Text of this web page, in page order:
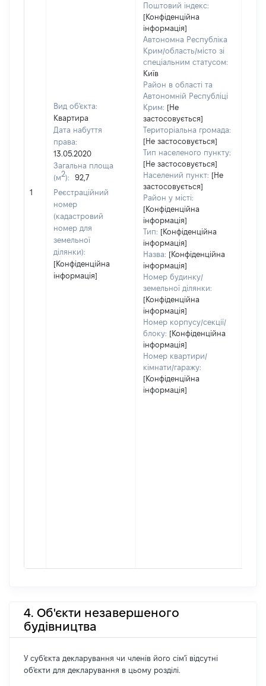
1
Вид об'єкта:
Квартира
Дата набуття
права:
13.05.2020
Загальна площа
(м2):
92,7
Реєстраційний
номер
(кадастровий
номер для
земельної
ділянки):
[Конфіденційна
інформація]
Поштовий індекс:
[Конфіденційна
інформація]
Автономна Республіка
Крим/область/місто зі
спеціальним статусом:
Київ
Район в області та
Автономній Республіці
Крим: [Не
застосовується]
Територіальна громада:
[Не застосовується]
Тип населеного пункту:
[Не застосовується]
Населений пункт: [Не
застосовується]
Район у місті:
[Конфіденційна
інформація]
Тип: [Конфіденційна
інформація]
Назва: [Конфіденційна
інформація]
Номер будинку/
земельної ділянки:
[Конфіденційна
інформація]
Номер корпусу/секції/
блоку: [Конфіденційна
інформація]
Номер квартири/
кімнати/гаражу:
[Конфіденційна
інформація]
4. Об'єкти незавершеного
будівництва
У суб'єкта декларування чи членів його сім'ї відсутні
об'єкти для декларування в цьому розділі.